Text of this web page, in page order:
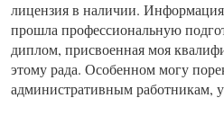
лицензия в наличии. Информация
прошла профессиональную
диплом, присвоенная моя
этому рада. Особенном могу
административным работникам,